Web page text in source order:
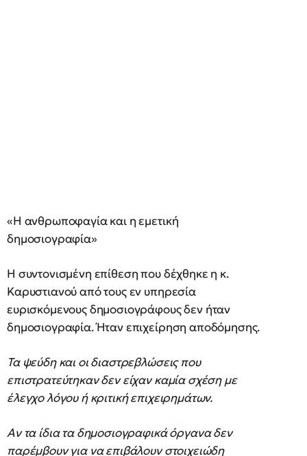
«Η ανθρωποφαγία και η εμετική
δημοσιογραφία»
Η συντονισμένη επίθεση που δέχθηκε η κ.
Καρυστιανού από τους εν υπηρεσία
ευρισκόμενους δημοσιογράφους δεν ήταν
δημοσιογραφία. Ήταν επιχείρηση αποδόμησης.
Τα ψεύδη και οι διαστρεβλώσεις που
επιστρατεύτηκαν δεν είχαν καμία σχέση με
έλεγχο λόγου ή κριτική επιχειρημάτων.
Αν τα ίδια τα δημοσιογραφικά όργανα δεν
παρέμβουν για να επιβάλουν στοιχειώδη